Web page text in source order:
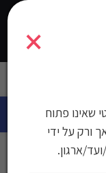
×
שאינו פתוח
ורק על ידי
ארגון.עד